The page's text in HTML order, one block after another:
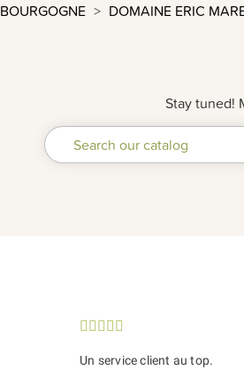
BOURGOGNE DOMAINE ERIC
Stay tuned!
    
Un service client au top.